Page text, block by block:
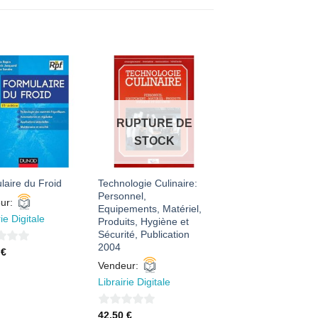
AJOUTER
À MES
FAVORIS
du Froid
Digitale
€
AJOUTER
À MES
FAVORIS
RUPTURE DE
STOCK
Technologie Culinaire:
Personnel,
Equipements, Matériel,
Produits, Hygiène et
Sécurité, Publication
2004
Vendeur:
Librairie Digitale
0
42,50€